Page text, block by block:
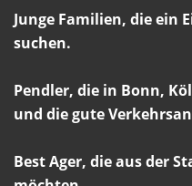
Junge Familien, die ein
suchen.
Pendler, die in Bonn,
und die gute
Best Ager, die aus der